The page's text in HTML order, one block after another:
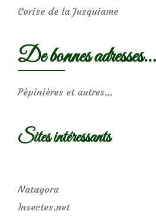
Corise de la Jusquiame
De bonnes adresses…
Pépinières et autres…
Sites intéressants
Natagora
Insectes.net